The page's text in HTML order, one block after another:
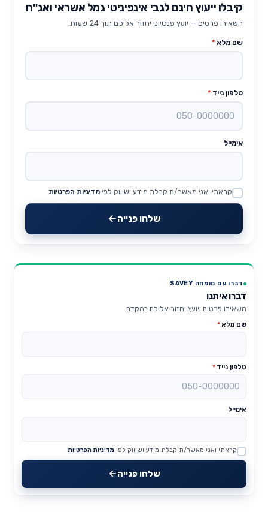
קיבלו ייעוץ חינם לגבי אינפיניטי גמל אשראי ואג"ח
השאירו פרטים — יועץ פנסיוני יחזור אליכם תוך 24 שעות.
שם מלא *
טלפון נייד *
אימייל
Website
קראתי ואני מאשר/ת קבלת מידע ושיווק לפי מדיניות הפרטיות
שלחו פנייה
דברו עם מומחה SAVEY
דברו איתנו
השאירו פרטים ויועץ יחזור אליכם בהקדם.
שם מלא*
טלפון נייד *
אימייל
Website
קראתי ואני מאשר/ת קבלת מידע ושיווק לפי מדיניות הפרטיות
שלחו פנייה